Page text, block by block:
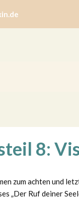
8:
zum achten und
„Der Ruf deiner